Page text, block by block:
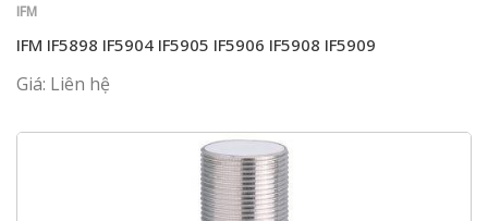
IFM
IFM IF5898 IF5904 IF5905 IF5906 IF5908 IF5909
Giá: Liên hệ